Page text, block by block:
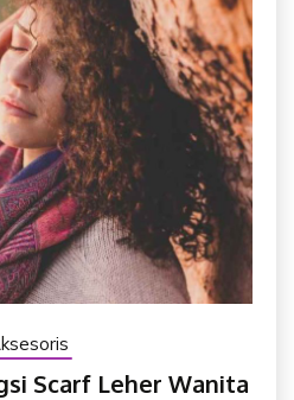
Scarf Leher Wanita